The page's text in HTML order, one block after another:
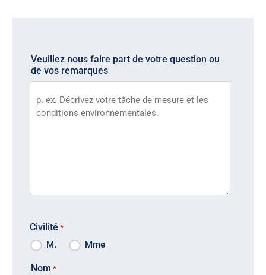
Veuillez nous faire part de votre question ou
de vos remarques
Civilité *
M. Mme
Nom *